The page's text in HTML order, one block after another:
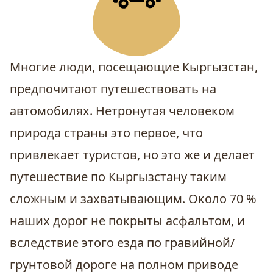
Многие люди, посещающие Кыргызстан,
предпочитают путешествовать на
автомобилях. Нетронутая человеком
природа страны это первое, что
привлекает туристов, но это же и делает
путешествие по Кыргызстану таким
сложным и захватывающим. Около 70 %
наших дорог не покрыты асфальтом, и
вследствие этого езда по гравийной/
грунтовой дороге на полном приводе